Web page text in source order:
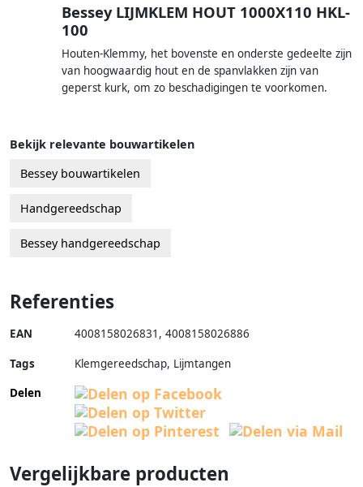
Bessey LIJMKLEM HOUT 1000X110 HKL-
100
Houten-Klemmy, het bovenste en onderste gedeelte zijn
van hoogwaardig hout en de spanvlakken zijn van
geperst kurk, om zo beschadigingen te voorkomen.
Bekijk relevante bouwartikelen
Bessey bouwartikelen
Handgereedschap
Bessey handgereedschap
Referenties
EAN 4008158026831 , 4008158026886
Tags
Klemgereedschap, Lijmtangen
Delen
Vergelijkbare producten